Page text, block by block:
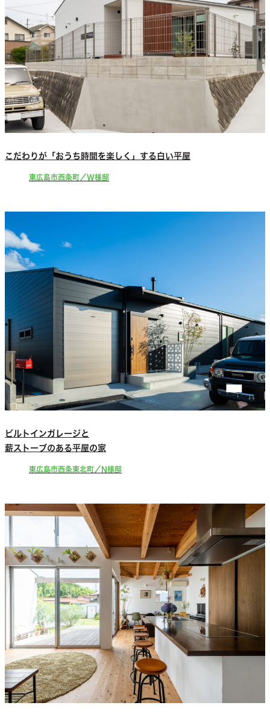
こだわりが「おうち時間を楽しく」する白い平屋
東広島市西条町／W様邸
ビルトインガレージと
薪ストーブのある平屋の家
東広島市西条東北町／N様邸